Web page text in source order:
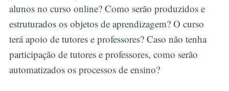
alunos no curso online? Como serão produzidos e
estruturados os objetos de aprendizagem? O curso
terá apoio de tutores e professores? Caso não tenha
participação de tutores e professores, como serão
automatizados os processos de ensino?